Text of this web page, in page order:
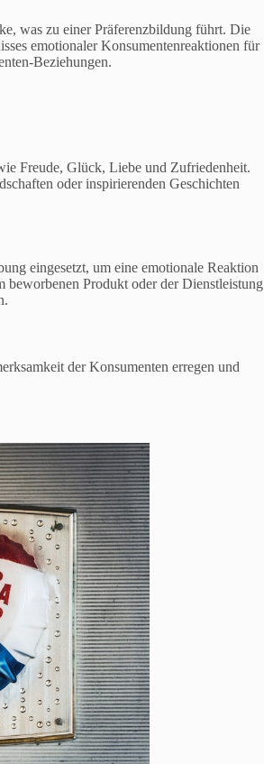
was zu einer Präferenzbildung führt. Die
emotionaler Konsumentenreaktionen für
Beziehungen.
Freude, Glück, Liebe und Zufriedenheit.
oder inspirierenden Geschichten
eingesetzt, um eine emotionale Reaktion
beworbenen Produkt oder der Dienstleistung
der Konsumenten erregen und